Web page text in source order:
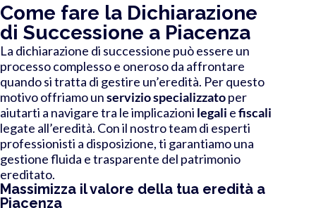
Come fare la Dichiarazione
di Successione a Piacenza
La dichiarazione di successione può essere un
processo complesso e oneroso da affrontare
quando si tratta di gestire un’eredità. Per questo
motivo offriamo unservizio specializzatoper
aiutarti a navigare tra le implicazioni legali efiscali
legate all’eredità. Con il nostro team di esperti
professionisti a disposizione, ti garantiamo una
gestione fluida e trasparente del patrimonio
ereditato.
Massimizza il valore della tua eredità a
Piacenza